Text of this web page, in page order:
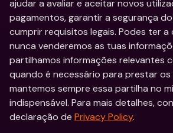
ajudar a avaliar e aceitar novos
pagamentos, garantir a segurança
cumprir requisitos legais. Podes ter
nunca venderemos as tuas
partilhamos informações relevantes
quando é necessário para prestar os
mantemos sempre essa partilha no
indispensável. Para mais detalhes,
declaração de Privacy Policy.